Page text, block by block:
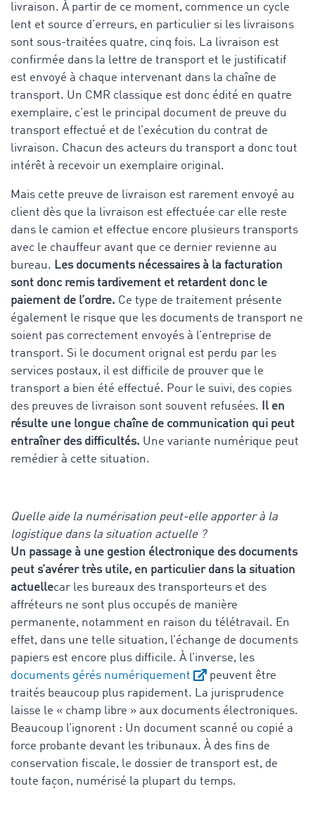
livraison. À partir de ce moment, commence un cycle
lent et source d’erreurs, en particulier si les livraisons
sont sous-traitées quatre, cinq fois. La livraison est
confirmée dans la lettre de transport et le justificatif
est envoyé à chaque intervenant dans la chaîne de
transport. Un CMR classique est donc édité en quatre
exemplaire, c’est le principal document de preuve du
transport effectué et de l’exécution du contrat de
livraison. Chacun des acteurs du transport a donc tout
intérêt à recevoir un exemplaire original.
Mais cette preuve de livraison est rarement envoyé au
client dès que la livraison est effectuée car elle reste
dans le camion et effectue encore plusieurs transports
avec le chauffeur avant que ce dernier revienne au
bureau. Les documents nécessaires à la facturation
sont donc remis tardivement et retardent donc le
paiement de l’ordre. Ce type de traitement présente
également le risque que les documents de transport ne
soient pas correctement envoyés à l’entreprise de
transport. Si le document orignal est perdu par les
services postaux, il est difficile de prouver que le
transport a bien été effectué. Pour le suivi, des copies
des preuves de livraison sont souvent refusées.
Il en
résulte une longue chaîne de communication qui peut
entraîner des difficultés. Une variante numérique peut
remédier à cette situation.
Quelle aide la numérisation peut-elle apporter à la
logistique dans la situation actuelle ?
Un passage à une gestion électronique des documents
peut s’avérer très utile, en particulier dans la situation
actuellecar les bureaux des transporteurs et des
affréteurs ne sont plus occupés de manière
permanente, notamment en raison du télétravail. En
effet, dans une telle situation, l’échange de documents
papiers est encore plus difficile. À l’inverse, les
documents gérés numériquement
peuvent être
traités beaucoup plus rapidement. La jurisprudence
laisse le « champ libre » aux documents électroniques.
Beaucoup l’ignorent : Un document scanné ou copié a
force probante devant les tribunaux. À des fins de
conservation fiscale, le dossier de transport est, de
toute façon, numérisé la plupart du temps.